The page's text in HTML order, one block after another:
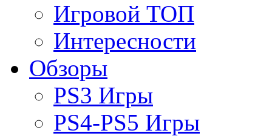
Игровой ТОП
Интересности
Обзоры
PS3 Игры
PS4-PS5 Игры